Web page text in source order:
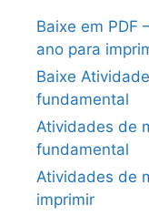
Baixe em PDF
ano para
Baixe
fundamental
Atividades de
fundamental
Atividades de
imprimir